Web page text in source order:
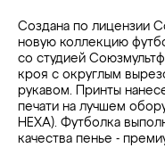
Создана по лицензии
новую коллекцию
со студией
кроя с округлым
рукавом. Принты
печати на лучшем
HEXA). Футболка
качества пенье -